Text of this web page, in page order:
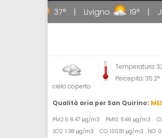
37° Livigno 19°
cielo coperto
Temperatura:
Percepita: 35.2°
Qualità aria per San Quirino:
PM2.5: 8.47 μg/m3 PM10: 11.46 μg/m3
SO2: 1.38 μg/m3 CO: 100.81 μg/m3